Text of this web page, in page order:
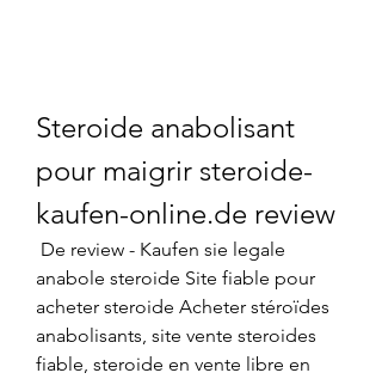
Steroide anabolisant
pour maigrir steroide-
kaufen-online.de review
anabole steroide Site fiable pour
acheter steroide Acheter stéroïdes
anabolisants, site vente steroides
fiable, steroide en vente libre en